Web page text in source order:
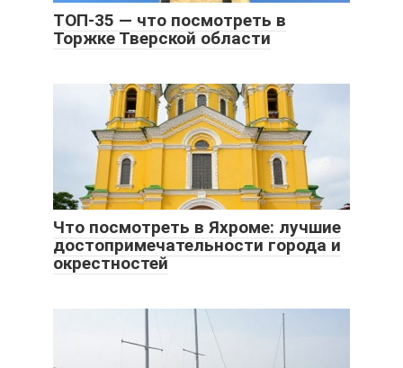
ТОП-35 — что посмотреть в
Торжке Тверской области
Что посмотреть в Яхроме: лучшие
достопримечатель­ности города и
окрестностей